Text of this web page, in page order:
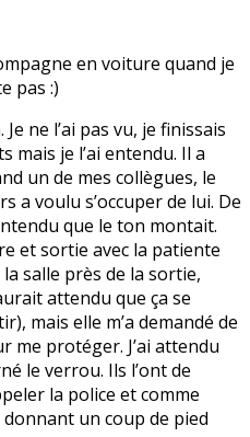
en voiture quand je
pas :)
ne l’ai pas vu, je finissais
mais je l’ai entendu. Il a
un de mes collègues, le
a voulu s’occuper de lui. De
que le ton montait.
et sortie avec la patiente
salle près de la sortie,
attendu que ça se
mais elle m’a demandé de
me protéger. J’ai attendu
le verrou. Ils l’ont de
la police et comme
un coup de pied